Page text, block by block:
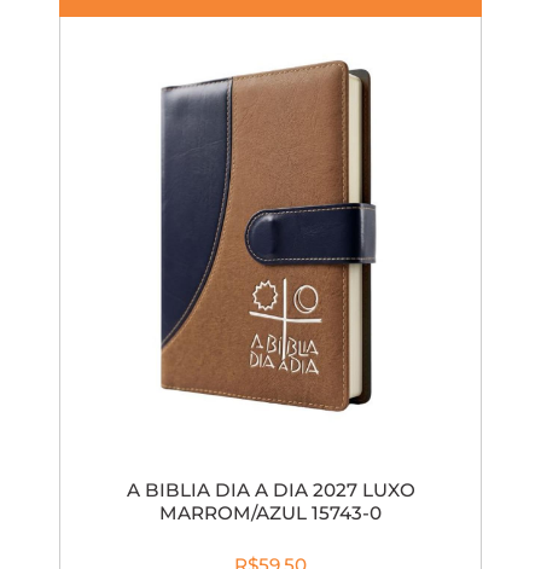
A BIBLIA DIA A DIA 2027 LUXO
MARROM/AZUL 15743-0